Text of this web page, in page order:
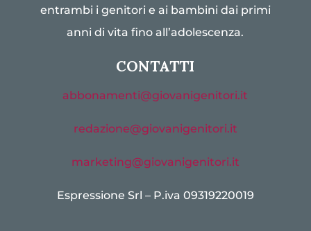
entrambi i genitori e ai bambini dai primi
anni di vita fino all’adolescenza.
CONTATTI
abbonamenti@giovanigenitori.it
redazione@giovanigenitori.it
marketing@giovanigenitori.it
Espressione Srl – P.iva 09319220019